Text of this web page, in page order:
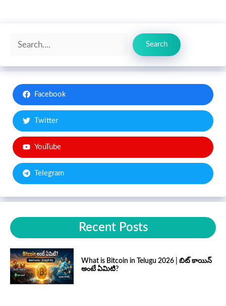
Search
Search
Facebook
Twitter
YouTube
Telegram
Recent Posts
What is Bitcoin in Telugu 2026 | బిట్ కాయిన్
అంటే ఏమిటి?